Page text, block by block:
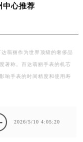
中心推荐
翡丽作为世界顶级的奢侈品
著称。百达翡丽手表的机芯
响手表的时间精度和使用寿
2026/5/10 4:05:20